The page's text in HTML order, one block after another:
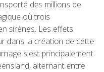
des millions de
où trois
sirènes. Les effets
dans la création de cette
s'est principalement
alternant entre